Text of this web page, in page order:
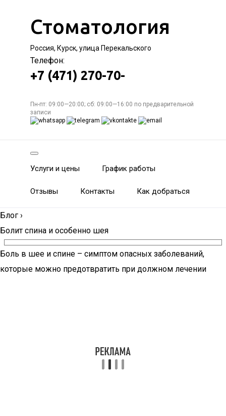
Стоматология
Россия, Курск, улица Перекальского
Телефон:
+7 (471) 270-70-
Пн-пт: 09:00—20:00; сб: 09:00—16:00 по предварительной
записи
Услуги и цены График работы
Отзывы Контакты Как добраться
Блог ›
Болит спина и особенно шея
Боль в шее и спине – симптом опасных заболеваний,
которые можно предотвратить при должном лечении